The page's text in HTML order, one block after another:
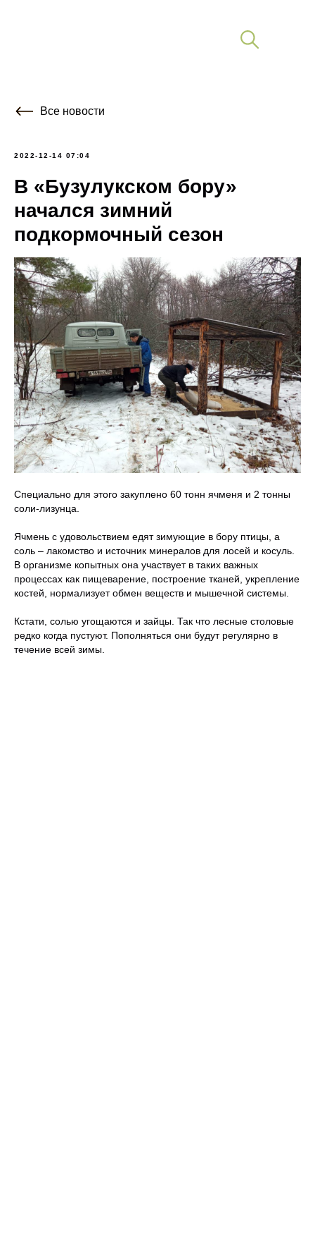
Все новости
2022-12-14 07:04
В «Бузулукском бору»
начался зимний
подкормочный сезон
Специально для этого закуплено 60 тонн ячменя и 2 тонны
соли-лизунца.
Ячмень с удовольствием едят зимующие в бору птицы, а
соль – лакомство и источник минералов для лосей и косуль.
В организме копытных она участвует в таких важных
процессах как пищеварение, построение тканей, укрепление
костей, нормализует обмен веществ и мышечной системы.
Кстати, солью угощаются и зайцы. Так что лесные столовые
редко когда пустуют. Пополняться они будут регулярно в
течение всей зимы.